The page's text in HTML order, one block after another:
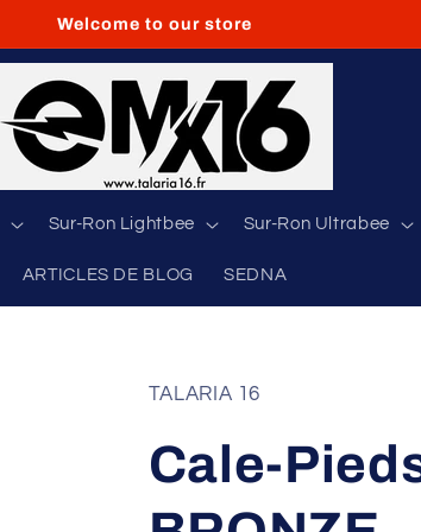
Welcome to our store
Sur-Ron Lightbee Sur-Ron Ultrabee
ARTICLES DE BLOG SEDNA
TALARIA 16
Cale-